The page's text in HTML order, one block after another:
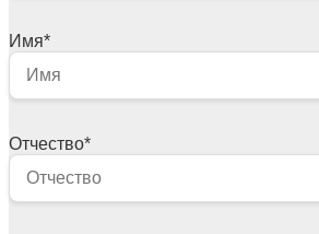
Имя*
Отчество*